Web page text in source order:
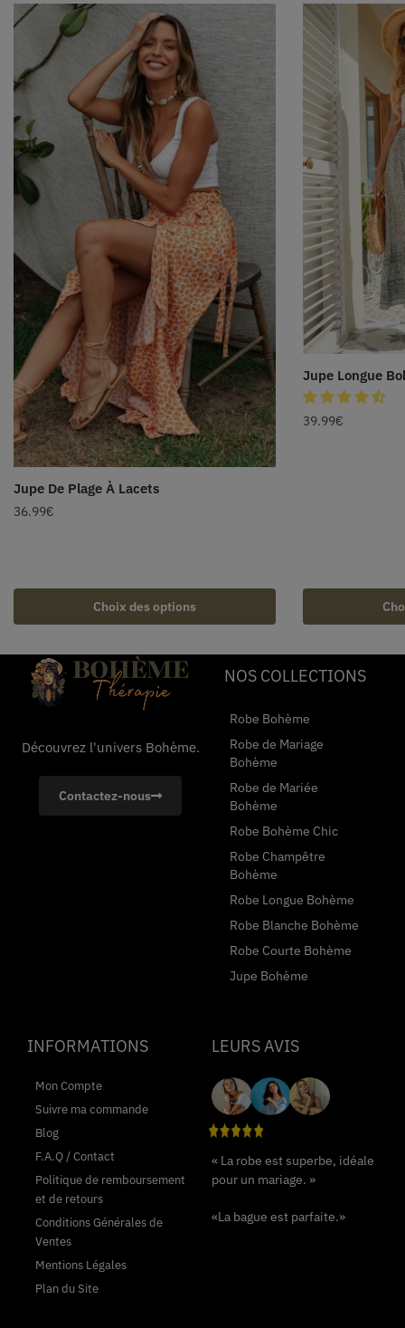
Jupe De Plage À Lacets
36.99€
Choix des options
Jupe Longue
39.99€
Découvrez l'univers Bohème.
Contactez-nous
NOS COLLECTIONS
Robe Bohème
Robe de Mariage
Bohème
Robe de Mariée
Bohème
Robe Bohème Chic
Robe Champêtre
Bohème
Robe Longue Bohème
Robe Blanche Bohème
Robe Courte Bohème
Jupe Bohème
INFORMATIONS
Mon Compte
Suivre ma commande
Blog
F.A.Q / Contact
Politique de remboursement
et de retours
Conditions Générales de
Ventes
Mentions Légales
Plan du Site
LEURS AVIS
« La robe est superbe, idéale
pour un mariage. »
«La bague est parfaite.»